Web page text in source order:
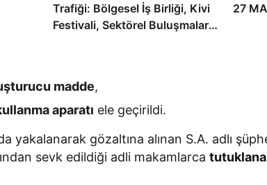
Trafiği: Bölgesel İş Birliği, Kivi
Festivali, Sektörel Buluşmalar
27
madde,
aparatı ele geçirildi.
yakalanarak gözaltına alınan S.A. adlı
sevk edildiği adli makamlarca